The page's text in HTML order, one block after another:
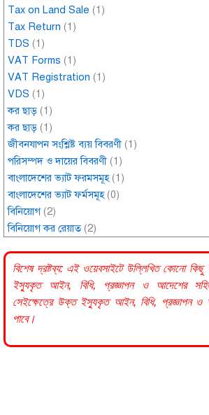
Tax on Land Sale (1)
Tax Return (1)
TDS (1)
VAT Forms (1)
VAT Registration (1)
VDS (1)
কর ছাড় (1)
কর ছাড় (1)
জীবনযাপন সংশ্লিষ্ট ব্যয় বিবরণী (1)
পরিসম্পদ ও দায়ের বিবরণী (1)
বাংলাদেশের ভ্যাট ফরমসমূহ(1)
বাংলাদেশের ভ্যাট ফর্মসমূহ(0)
বিনিয়োগ(2)
বিনিয়োগ কর রেয়াত(2)
বিশেষ দ্রষ্টব্য: এই ওয়েবসাইটে উল্লিখিত কোনো কিছু
ইস্যুকৃত আইন, বিধি, প্রজ্ঞাপন ও আদেশের
সেইক্ষেত্রে উক্ত ইস্যুকৃত আইন, বিধি, প্রজ্ঞাপন ও
পাবে।